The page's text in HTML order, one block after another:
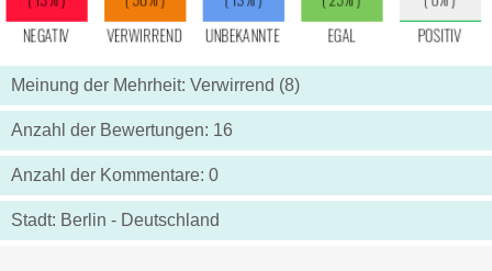
Meinung der Mehrheit: Verwirrend (8)
Anzahl der Bewertungen: 16
Anzahl der Kommentare: 0
Stadt: Berlin - Deutschland